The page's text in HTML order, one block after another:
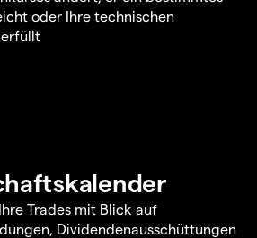
oder Ihre technischen
erfüllt
Trades mit Blick auf
Dividendenausschüttungen